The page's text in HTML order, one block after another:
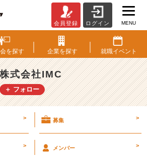
知
ら
せ】
休
業
の
せ
会員登録 ログイン MENU
を探す 企業を探す 就職イベント
式会社IMC
＋ フォロー
> 募集 >
> メンバー >